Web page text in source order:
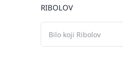
RIBOLOV